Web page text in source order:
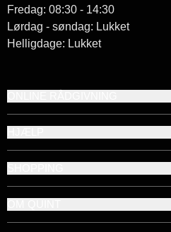
Fredag: 08:30 - 14:30
Lørdag - søndag: Lukket
Helligdage: Lukket